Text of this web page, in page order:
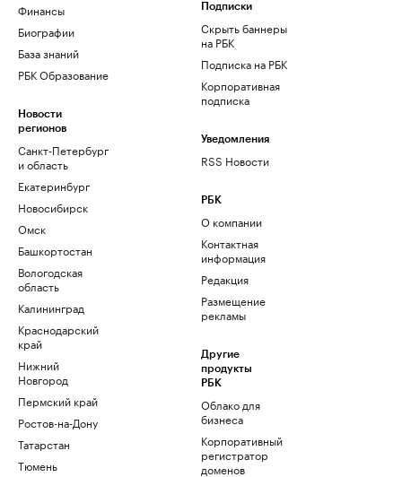
Финансы
Биографии
База знаний
РБК Образование
Новости
регионов
Санкт-Петербург
и область
Екатеринбург
Новосибирск
Омск
Башкортостан
Вологодская
область
Калининград
Краснодарский
край
Нижний
Новгород
Пермский край
Ростов-на-Дону
Татарстан
Тюмень
Подписки
Скрыть баннеры
на РБК
Подписка на РБК
Корпоративная
подписка
Уведомления
RSS Новости
РБК
О компании
Контактная
информация
Редакция
Размещение
рекламы
Другие
продукты
РБК
Облако для
бизнеса
Корпоративный
регистратор
доменов